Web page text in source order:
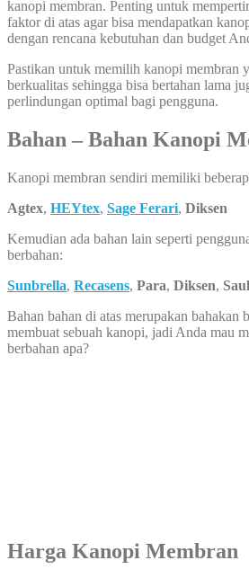
kanopi membran. Penting untuk
faktor di atas agar bisa mendapatkan
dengan rencana kebutuhan dan budget
Pastikan untuk memilih kanopi membran
berkualitas sehingga bisa bertahan lama
perlindungan optimal bagi pengguna.
Bahan – Bahan Kanopi
Kanopi membran sendiri memiliki
Agtex, HEYtex, Sage Ferari, Diksen
Kemudian ada bahan lain seperti
berbahan:
Sunbrella, Recasens, Para, Diksen,
Bahan bahan di atas merupakan bahakan
membuat sebuah kanopi, jadi Anda mau
berbahan apa?
Harga Kanopi Membran